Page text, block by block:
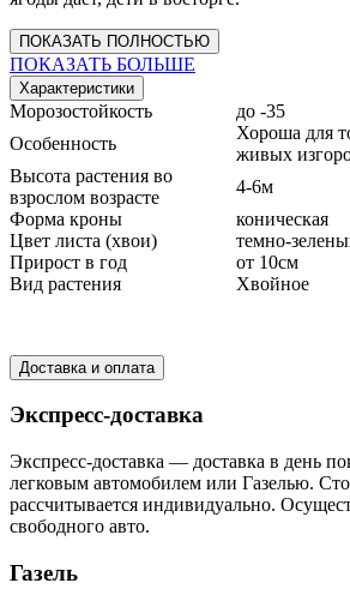
ПОКАЗАТЬ ПОЛНОСТЬЮ
ПОКАЗАТЬ БОЛЬШЕ
Характеристики
Морозостойкость
до -35
Особенность
Хороша для
живых
Высота растения во
взрослом возрасте
4-6м
Форма кроны
коническая
Цвет листа (хвои)
темно-
Прирост в год
от 10см
Вид растения
Хвойное
Доставка и оплата
Экспресс-доставка
Экспресс-доставка — доставка в день
легковым автомобилем или Газелью.
рассчитывается индивидуально.
свободного авто.
Газель